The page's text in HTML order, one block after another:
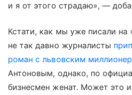
и я от этого страдаю», —
Кстати, как мы уже писали на
не так давно журналисты
роман с львовским
Антоновым, однако, по
бизнесмен женат. Может это